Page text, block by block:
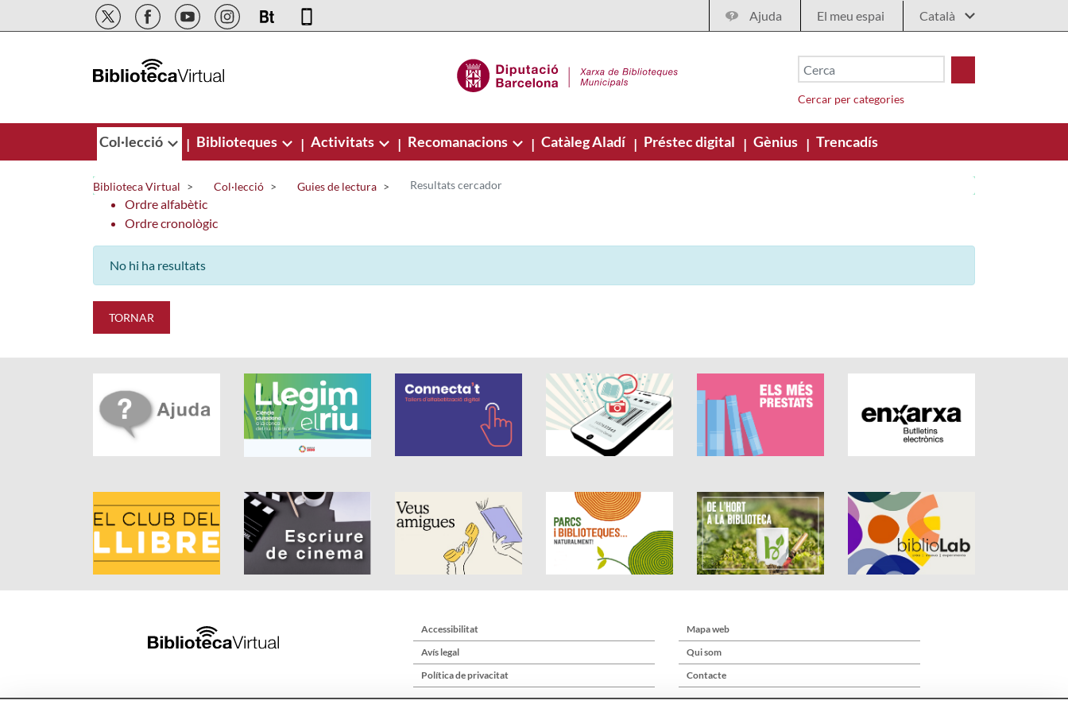
Salta al contingut principal Ajuda El meu espai
Cercar per categories
Col·lecció | Biblioteques | Activitats | Recomanacions | Catàleg Aladí | Préstec digital | Gènius | Trencadís
Biblioteca Virtual Col·lecció Guies de lectura Resultats cercador
Ordre alfabètic
Ordre cronològic
No hi ha resultats
TORNAR
Accessibilitat
Avís legal
Política de privacitat
Mapa web
Qui som
Contacte